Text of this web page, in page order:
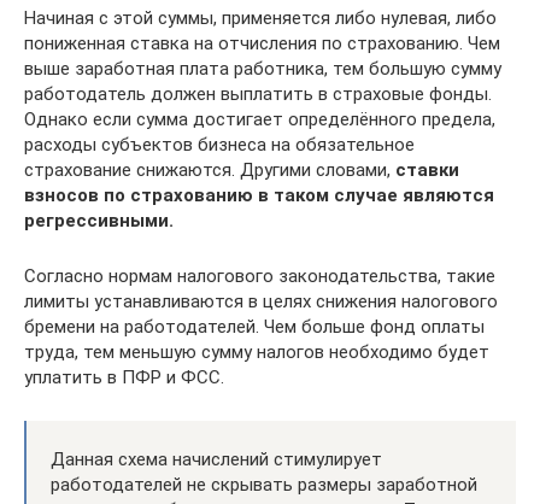
Начиная с этой суммы, применяется либо нулевая, либо
пониженная ставка на отчисления по страхованию. Чем
выше заработная плата работника, тем большую сумму
работодатель должен выплатить в страховые фонды.
Однако если сумма достигает определённого предела,
расходы субъектов бизнеса на обязательное
страхование снижаются. Другими словами, ставки
взносов по страхованию в таком случае являются
регрессивными.
Согласно нормам налогового законодательства, такие
лимиты устанавливаются в целях снижения налогового
бремени на работодателей. Чем больше фонд оплаты
труда, тем меньшую сумму налогов необходимо будет
уплатить в ПФР и ФСС.
Данная схема начислений стимулирует
работодателей не скрывать размеры заработной